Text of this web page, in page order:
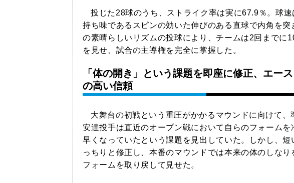
投じた28球のうち、ストライク率は実に67.9％。球速
持ち味であるスピンの効いた伸びのある直球で内角を突
の素晴らしいリズムの投球により、チームは2回までに
を見せ、試合の主導権を完全に掌握した。
「体の開き」という課題を即座に修正、エー
の高い信頼
大舞台の初戦という重圧がかかるマウンドに向けて、
安達投手は直近のオープン戦において自らのフォーム
早くなっていたという課題を見出していた。しかし、短
っちりと修正し、本番のマウンドでは本来の体のしな
フォームを取り戻して見せた。